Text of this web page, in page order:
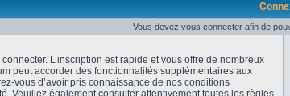
Vous devez vous connecter afin de
L’inscription est rapide et vous offre de nombreux
peut accorder des fonctionnalités supplémentaires aux
vous d’avoir pris connaissance de nos conditions
Veuillez également consulter attentivement toutes les règles